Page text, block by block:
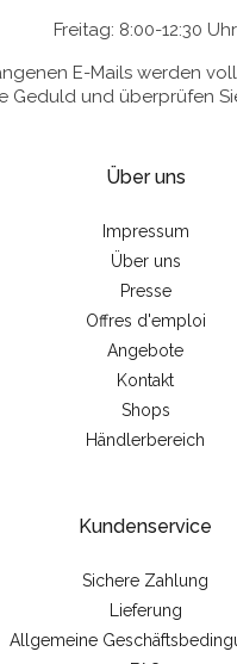
Freitag: 8:00-12:30 Uhr
E-Mails werden
Geduld und überprüfen
Über uns
Impressum
Über uns
Presse
Offres d'emploi
Angebote
Kontakt
Shops
Händlerbereich
Kundenservice
Sichere Zahlung
Lieferung
Allgemeine